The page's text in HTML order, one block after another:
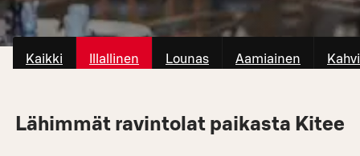
Kaikki Illallinen Lounas Aamiainen
Lähimmät ravintolat paikasta Kitee